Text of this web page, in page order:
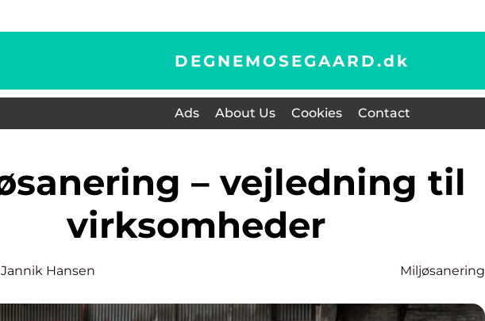
DEGNEMOSEGAARD.dk
Ads About Us Cookies Contact
virksomheder
Jannik Hansen Miljøsanering